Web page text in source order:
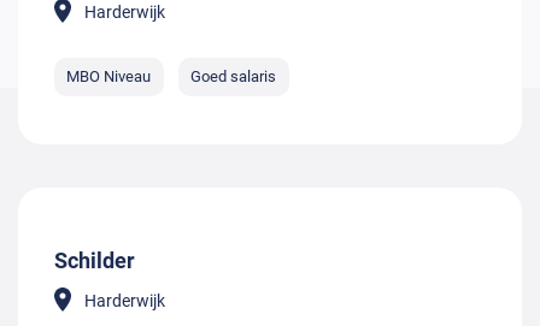
Harderwijk
MBO Niveau Goed salaris
Schilder
Harderwijk